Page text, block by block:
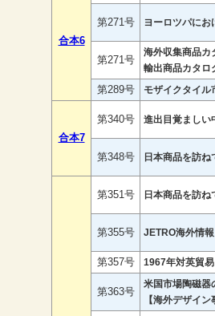
合本6
第271号 ヨーロツパにお
第271号
海外収集商品カ
輸出商品カタロ
第289号
モザイクタイル
合本7
第340号 進出目覚ましい
第348号 日本商品を訪
第351号 日本商品を訪
第355号 JETRO海外情
第357号 1967年対英貿
第363号
米国市場陶磁器
【海外デザイ